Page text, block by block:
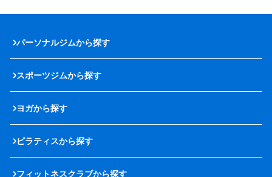
パーソナルジムから探す
スポーツジムから探す
ヨガから探す
ピラティスから探す
フィットネスクラブから探す